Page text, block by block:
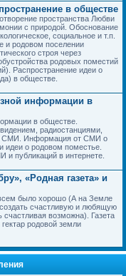
в обществе
пространства Любви
с природой. Обоснование
социальное и т.п.
и родовом поселении
строя через
родовых поместий
Распространение идеи о
в обществе.
информации в
в обществе.
радиостанциями,
СМИ. Информация от СМИ о
идеи о родовом поместье.
публикаций в интернете.
«Родная газета» и
было хорошо (А на Земле
счастливую и любящую
возможна). Газета
родовой земли